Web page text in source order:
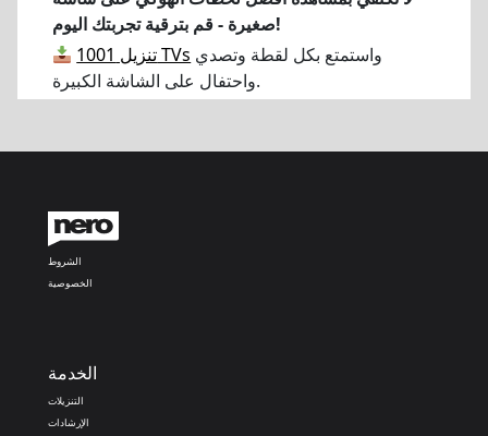
صغيرة - قم بترقية تجربتك اليوم!
تنزيل 1001 TVs
واحتفال على الشاشة الكبيرة.
الشروط
الخصوصية
الخدمة
التنزيلات
الإرشادات